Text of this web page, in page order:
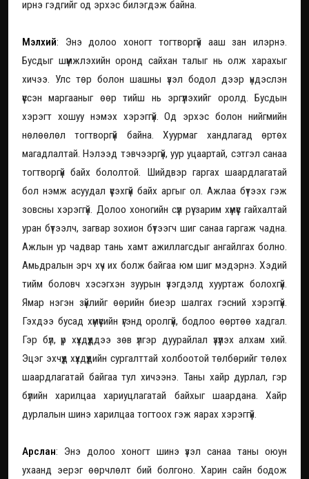
ирнэ гэдгийг од эрхэс билэгдэж байна.
Мэлхий: Энэ долоо хоногт тогтворгүй ааш зан илэрнэ.
Бусдыг шүүмжлэхийн оронд сайхан талыг нь олж харахыг
хичээ. Улс төр болон шашны үзэл бодол дээр үндэслэн
үүссэн маргааныг өөр тийш нь эргүүлэхийг оролд. Бусдын
хэрэгт хошуу нэмэх хэрэггүй. Од эрхэс болон нийгмийн
нөлөөлөл тогтворгүй байна. Хуурмаг хандлагад өртөх
магадлалтай. Нэлээд тэвчээргүй, уур уцаартай, сэтгэл санаа
тогтворгүй байх бололтой. Шийдвэр гаргах шаардлагатай
бол нэмж асуудал үүсэхгүй байх аргыг ол. Ажлаа бүтээх гэж
зовсны хэрэггүй. Долоо хоногийн сүүл рүү зарим хүмүүс гайхалтай
уран бүтээлч, загвар зохион бүтээгч шиг санаа гаргаж чадна.
Ажлын ур чадвар тань хамт ажиллагсдыг ангайлгах болно.
Амьдралын эрч хүч их болж байгаа юм шиг мэдэрнэ. Хэдий
тийм боловч хэсэгхэн зуурын үзэгдэлд хууртаж болохгүй.
Ямар нэгэн зүйлийг өөрийн биеэр шалгах гэсний хэрэггүй.
Гэхдээ бусад хүмүүсийн үгэнд оролгүй, бодлоо өөртөө хадгал.
Гэр бүл, үр хүүхдүүддээ зөв үлгэр дуурайлал үзүүлэх алхам хий.
Эцэг эхчүүд хүүхдүүдийн сургалттай холбоотой төлбөрийг төлөх
шаардлагатай байгаа тул хичээнэ. Таны хайр дурлал, гэр
бүлийн харилцаа хариуцлагатай байхыг шаардана. Хайр
дурлалын шинэ харилцаа тогтоох гэж яарах хэрэггүй.
Арслан: Энэ долоо хоногт шинэ үзэл санаа таны оюун
ухаанд эерэг өөрчлөлт бий болгоно. Харин сайн бодож